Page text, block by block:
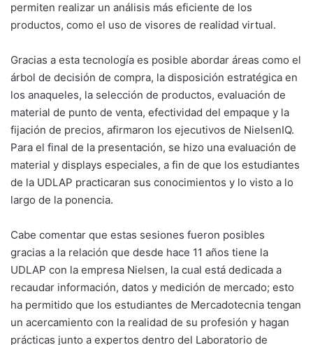
permiten realizar un análisis más eficiente de los
productos, como el uso de visores de realidad virtual.
Gracias a esta tecnología es posible abordar áreas como el
árbol de decisión de compra, la disposición estratégica en
los anaqueles, la selección de productos, evaluación de
material de punto de venta, efectividad del empaque y la
fijación de precios, afirmaron los ejecutivos de NielsenIQ.
Para el final de la presentación, se hizo una evaluación de
material y displays especiales, a fin de que los estudiantes
de la UDLAP practicaran sus conocimientos y lo visto a lo
largo de la ponencia.
Cabe comentar que estas sesiones fueron posibles
gracias a la relación que desde hace 11 años tiene la
UDLAP con la empresa Nielsen, la cual está dedicada a
recaudar información, datos y medición de mercado; esto
ha permitido que los estudiantes de Mercadotecnia tengan
un acercamiento con la realidad de su profesión y hagan
prácticas junto a expertos dentro del Laboratorio de